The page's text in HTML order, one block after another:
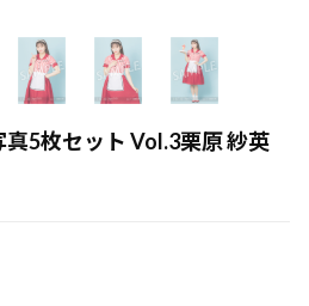
5枚セット Vol.3栗原 紗英